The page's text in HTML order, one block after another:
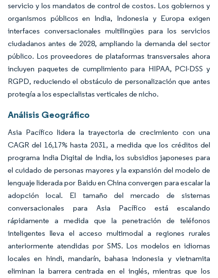
servicio y los mandatos de control de costos. Los gobiernos y
organismos públicos en India, Indonesia y Europa exigen
interfaces conversacionales multilingües para los servicios
ciudadanos antes de 2028, ampliando la demanda del sector
público. Los proveedores de plataformas transversales ahora
incluyen paquetes de cumplimiento para HIPAA, PCI-DSS y
RGPD, reduciendo el obstáculo de personalización que antes
protegía a los especialistas verticales de nicho.
Análisis Geográfico
Asia Pacífico lidera la trayectoria de crecimiento con una
CAGR del 16,17% hasta 2031, a medida que los créditos del
programa India Digital de India, los subsidios japoneses para
el cuidado de personas mayores y la expansión del modelo de
lenguaje liderada por Baidu en China convergen para escalar la
adopción local. El tamaño del mercado de sistemas
conversacionales para Asia Pacífico está escalando
rápidamente a medida que la penetración de teléfonos
inteligentes lleva el acceso multimodal a regiones rurales
anteriormente atendidas por SMS. Los modelos en idiomas
locales en hindi, mandarín, bahasa indonesia y vietnamita
eliminan la barrera centrada en el inglés, mientras que los